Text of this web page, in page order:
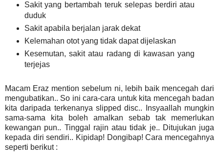
Sakit yang bertambah teruk selepas berdiri atau
duduk
Sakit apabila berjalan jarak dekat
Kelemahan otot yang tidak dapat dijelaskan
Kesemutan, sakit atau radang di kawasan yang
terjejas
Macam Eraz mention sebelum ni, lebih baik mencegah dari
mengubatikan.. So ini cara-cara untuk kita mencegah badan
kita daripada terkenanya slipped disc.. Insyaallah mungkin
sama-sama kita boleh amalkan sebab tak memerlukan
kewangan pun.. Tinggal rajin atau tidak je.. Ditujukan juga
kepada diri sendiri.. Kipidap! Dongibap! Cara mencegahnya
seperti berikut :